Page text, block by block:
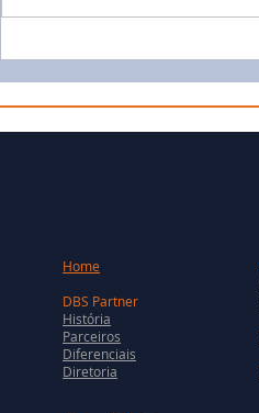
Home
DBS Partner
História
Parceiros
Diferenciais
Diretoria